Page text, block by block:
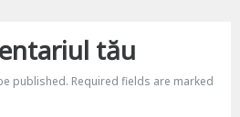
tău
published. Required fields are marked